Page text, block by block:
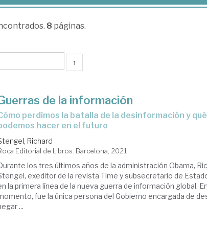
8 páginas.
↑
de la información
y qué
hacer en el futuro
Richard
Editorial de Libros. Barcelona, 2021
los tres últimos años de la administración Obama,
exeditor de la revista Time y subsecretario de
la primera línea de la nueva guerra de información global.
fue la única persona del Gobierno encargada de
...